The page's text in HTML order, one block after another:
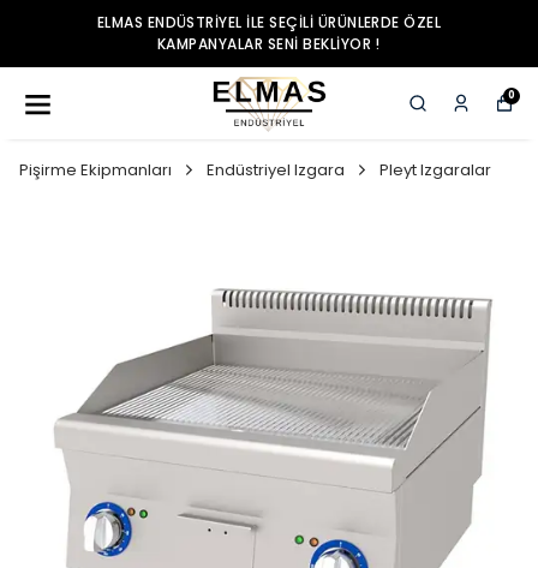
ELMAS ENDÜSTRIYEL ILE SEÇILI ÜRÜNLERDE ÖZEL
KAMPANYALAR SENI BEKLIYOR !
0
Pişirme Ekipmanları Endüstriyel Izgara Pleyt Izgaralar